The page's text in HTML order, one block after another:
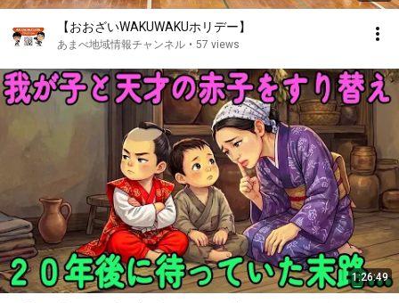
【おおざいWAKUWAKUホリデー】
あまべ地域情報チャンネル • 57 views
1:26:49